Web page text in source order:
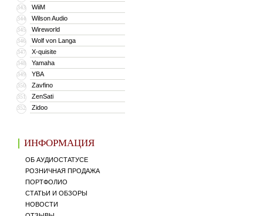
343 WiiM
344 Wilson Audio
345 Wireworld
346 Wolf von Langa
347 X-quisite
348 Yamaha
349 YBA
350 Zavfino
351 ZenSati
352 Zidoo
ИНФОРМАЦИЯ
ОБ АУДИОСТАТУСЕ
РОЗНИЧНАЯ ПРОДАЖА
ПОРТФОЛИО
СТАТЬИ И ОБЗОРЫ
НОВОСТИ